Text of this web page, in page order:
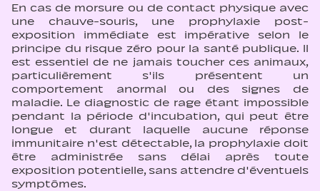
En cas de morsure ou de contact physique avec
une chauve-souris, une prophylaxie post-
exposition immédiate est impérative selon le
principe du risque zéro pour la santé publique. Il
est essentiel de ne jamais toucher ces animaux,
particulièrement s'ils présentent un
comportement anormal ou des signes de
maladie. Le diagnostic de rage étant impossible
pendant la période d'incubation, qui peut être
longue et durant laquelle aucune réponse
immunitaire n'est détectable, la prophylaxie doit
être administrée sans délai après toute
exposition potentielle, sans attendre d'éventuels
symptômes.